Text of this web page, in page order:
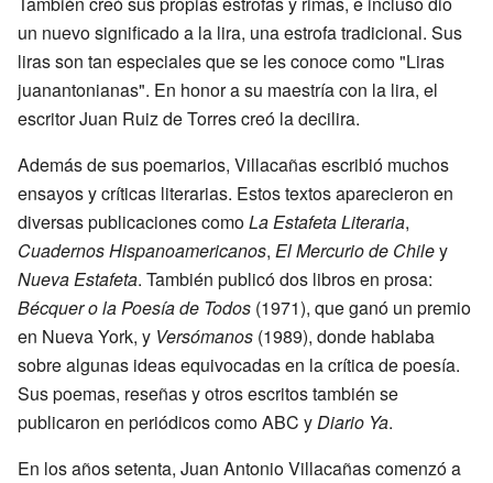
un nuevo significado a la lira, una estrofa tradicional. Sus
liras son tan especiales que se les conoce como "Liras
juanantonianas". En honor a su maestría con la lira, el
escritor Juan Ruiz de Torres creó la decilira.
Además de sus poemarios, Villacañas escribió muchos
ensayos y críticas literarias. Estos textos aparecieron en
diversas publicaciones comoLa Estafeta Literaria,
Cuadernos Hispanoamericanos, El Mercurio de Chiley
Nueva Estafeta. También publicó dos libros en prosa:
Bécquer o la Poesía de Todos (1971), que ganó un premio
en Nueva York, y Versómanos (1989), donde hablaba
sobre algunas ideas equivocadas en la crítica de poesía.
Sus poemas, reseñas y otros escritos también se
publicaron en periódicos como ABC yDiario Ya.
En los años setenta, Juan Antonio Villacañas comenzó a